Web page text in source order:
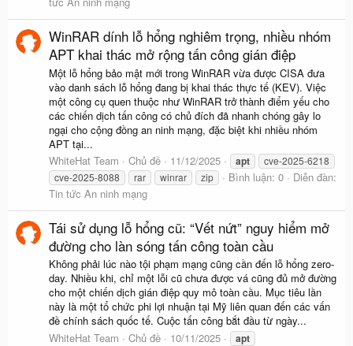
WinRAR dính lỗ hổng nghiêm trọng, nhiều nhóm
APT khai thác mở rộng tấn công gián điệp
Một lỗ hổng bảo mật mới trong WinRAR vừa được CISA đưa
vào danh sách lỗ hổng đang bị khai thác thực tế (KEV). Việc
một công cụ quen thuộc như WinRAR trở thành điểm yếu cho
các chiến dịch tấn công có chủ đích đã nhanh chóng gây lo
ngại cho cộng đồng an ninh mạng, đặc biệt khi nhiều nhóm
APT tại...
WhiteHat Team
Chủ đề 11/12/2025 apt
cve-2025-6218
cve-2025-8088
rar winrar zip Bình luận: 0
Diễn đàn:
Tin tức An ninh mạng
Tái sử dụng lỗ hổng cũ: “Vết nứt” nguy hiểm mở
đường cho làn sóng tấn công toàn cầu
Không phải lúc nào tội phạm mạng cũng cần đến lỗ hổng zero-
day. Nhiều khi, chỉ một lỗi cũ chưa được vá cũng đủ mở đường
cho một chiến dịch gián điệp quy mô toàn cầu. Mục tiêu lần
này là một tổ chức phi lợi nhuận tại Mỹ liên quan đến các vấn
đề chính sách quốc tế. Cuộc tấn công bắt đầu từ ngày...
WhiteHat Team
Chủ đề 10/11/2025 apt